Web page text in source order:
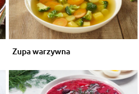
Zupa warzywna